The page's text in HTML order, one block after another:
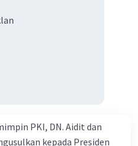
PKI, DN. Aidit dan
kepada Presiden